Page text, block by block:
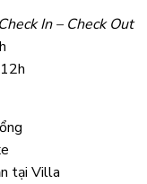
Check In – Check Out
tại Villa